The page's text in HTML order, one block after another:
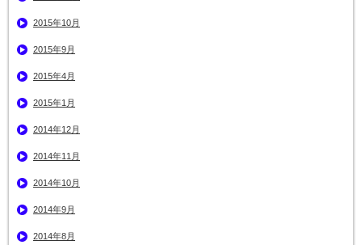
2015年10月
2015年9月
2015年4月
2015年1月
2014年12月
2014年11月
2014年10月
2014年9月
2014年8月